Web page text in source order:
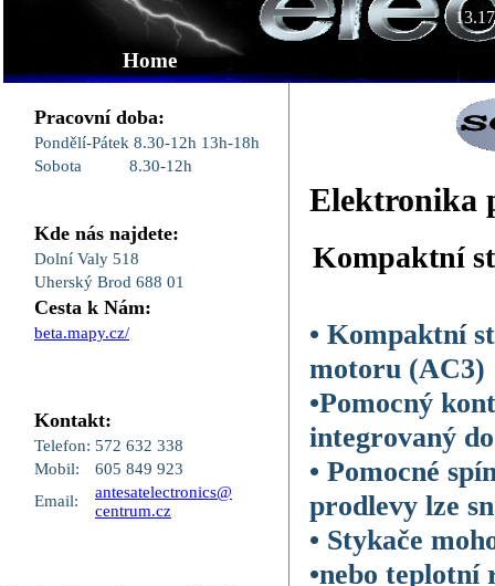
Home
Pracovní doba:
Pondělí-Pátek 8.30-12h 13h-18h
Sobota
8.30-12h
Kde nás najdete:
Dolní Valy 518
Uherský Brod 688 01
Cesta k Nám:
beta.mapy.cz/
Kontakt:
Telefon: 572 632 338
Mobil:
605 849 923
Email:
antesatelectronics@
centrum.cz
Elektronika
Kompaktní
• Kompaktní
motoru (AC3)
•Pomocný
integrovaný
• Pomocné
prodlevy lze
• Stykače
•nebo